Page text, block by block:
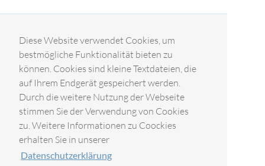
Diese Website verwendet Cookies, um
bestmögliche Funktionalität bieten zu
können. Cookies sind kleine Textdateien, die
auf Ihrem Endgerät gespeichert werden.
Durch die weitere Nutzung der Webseite
stimmen Sie der Verwendung von Cookies
zu. Weitere Informationen zu Coockies
erhalten Sie in unserer
Datenschutzerklärung